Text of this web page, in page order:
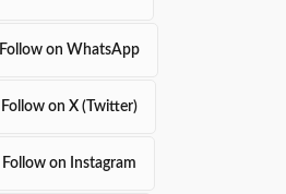
Follow on WhatsApp
Follow on X (Twitter)
Follow on Instagram